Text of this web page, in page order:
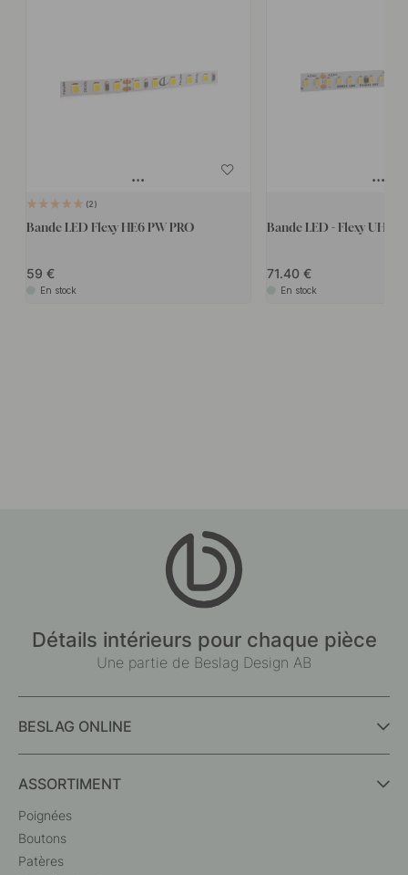
2
Bande LED Flexy HE6 PW PRO
59
En stock
Bande LED - Flexy UHE6
71.40
En stock
Détails intérieurs pour chaque pièce
Une partie de Beslag Design AB
BESLAG ONLINE
ASSORTIMENT
Poignées
Boutons
Patères